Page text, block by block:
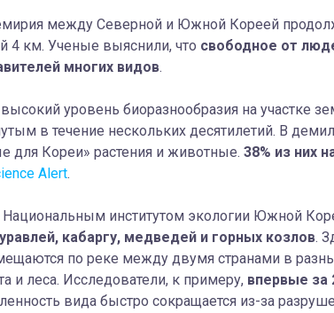
между Северной и Южной Кореей
4 км. Ученые выяснили, что свободное от
многих видов.
уровень биоразнообразия на участке
в течение нескольких десятилетий. В
для Кореи» растения и животные. 38% из них
Alert.
институтом экологии Южной
кабаргу, медведей и горных козлов.
по реке между двумя странами в
и леса. Исследователи, к примеру, впервые за
вида быстро сокращается из-за